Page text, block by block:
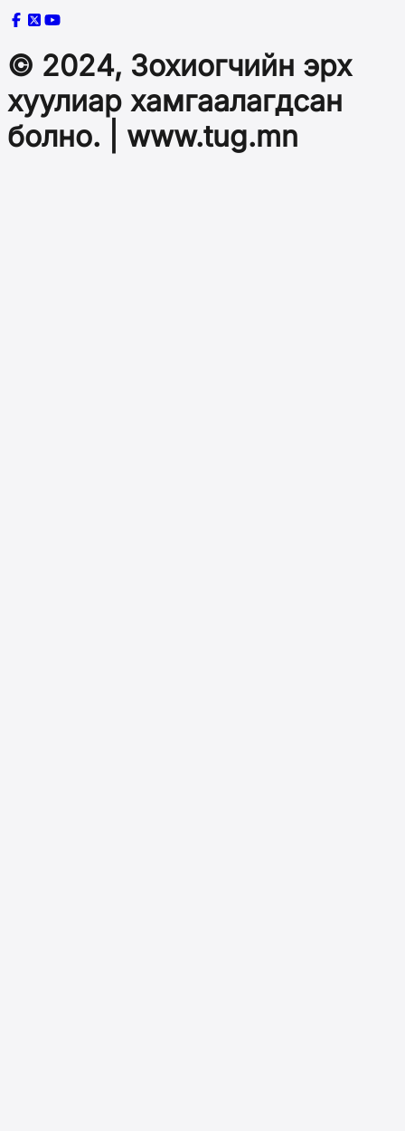
© 2024, Зохиогчийн эрх
хуулиар хамгаалагдсан
болно. | www.tug.mn